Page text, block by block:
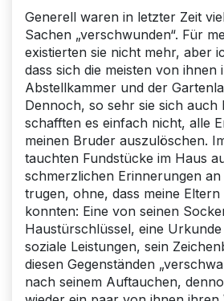
Generell waren in letzter Zeit
Sachen „verschwunden“. Für
existierten sie nicht mehr, aber
dass sich die meisten von ihnen
Abstellkammer und der
Dennoch, so sehr sie sich auch
schafften es einfach nicht, alle
meinen Bruder auszulöschen.
tauchten Fundstücke im Haus
schmerzlichen Erinnerungen an
trugen, ohne, dass meine
konnten: Eine von seinen
Haustürschlüssel, eine
soziale Leistungen, sein
diesen Gegenständen
nach seinem Auftauchen,